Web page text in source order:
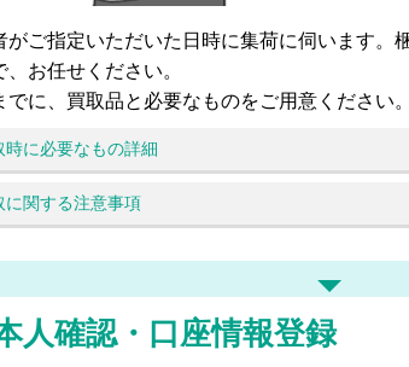
がご指定いただいた日時に集荷に伺います。
、お任せください。
でに、買取品と必要なものをご用意ください。
時に必要なもの詳細
に関する注意事項
人確認・口座情報登録